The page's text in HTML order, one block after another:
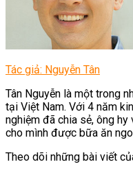
Tác giả: Nguyễn Tân
Tân Nguyễn là một trong
tại Việt Nam. Với 4 năm
nghiệm đã chia sẻ, ông
cho mình được bữa ăn
Theo dõi những bài viết